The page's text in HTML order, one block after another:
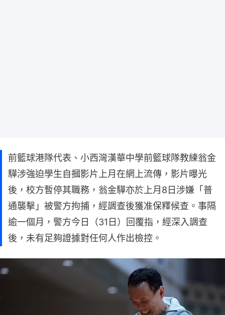
前籃球港隊代表、小西灣漢華中學前籃球隊教練翁金
驊涉強迫學生自摑影片上月在網上流傳，影片曝光
後，校方暫停其職務，翁金驊亦於上月8日涉嫌「普
通襲擊」被警方拘捕，經調查後獲准保釋候查。事隔
逾一個月，警方今日（31日）回覆指，經深入調查
後，未有足夠證據對任何人作出檢控。